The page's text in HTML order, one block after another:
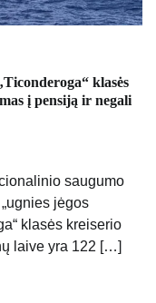
klasės
į pensiją ir negali
saugumo
jėgos
klasės kreiserio
laive yra 122 […]